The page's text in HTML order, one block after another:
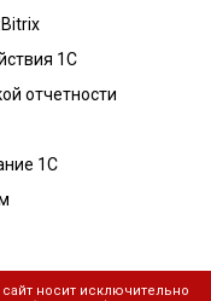
1С
отчетности
1С
носит исключительно